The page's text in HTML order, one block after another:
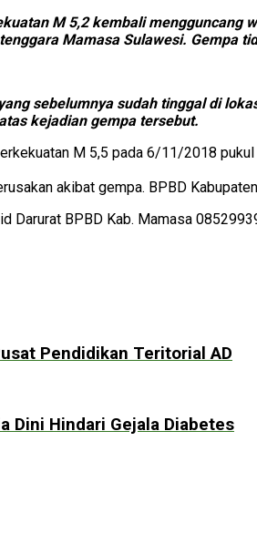
M 5,2 kembali mengguncang
Mamasa Sulawesi. Gempa
sebelumnya sudah tinggal di
kejadian gempa tersebut.
M 5,5 pada 6/11/2018
akibat gempa. BPBD
Darurat BPBD Kab. Mamasa
Pendidikan Teritorial AD
Dini Hindari Gejala Diabetes